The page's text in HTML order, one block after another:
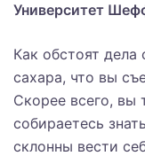
Университет
Как обстоят
сахара, что вы
Скорее всего, вы
собираетесь
склонны вести